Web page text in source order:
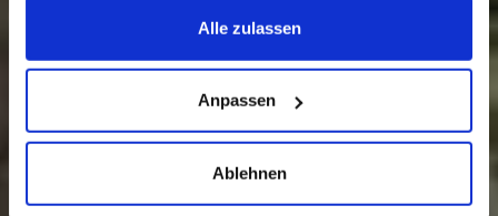
Alle zulassen
Anpassen
Ablehnen